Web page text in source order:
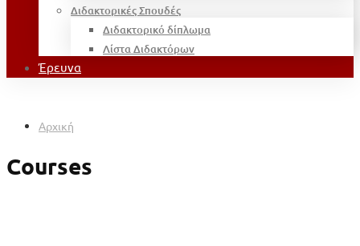
Διδακτορικές Σπουδές
Διδακτορικό δίπλωμα
Λίστα Διδακτόρων
Έρευνα
Αρχική
Courses